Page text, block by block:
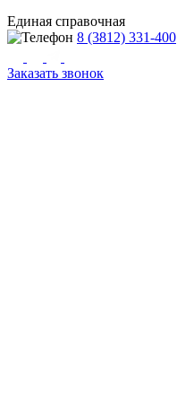
Единая справочная
8 (3812) 331-400
Заказать звонок